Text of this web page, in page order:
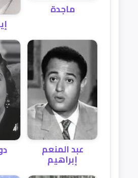
ماجدة
عبد المنعم
إبراهيم